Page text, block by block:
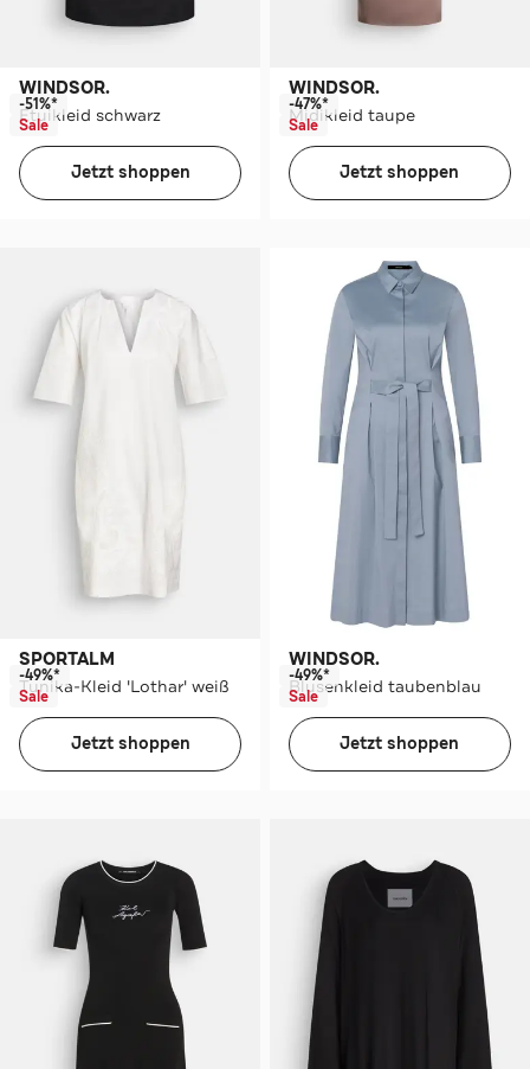
WINDSOR.
Etuikleid schwarz
-51%*
Sale
Jetzt shoppen
WINDSOR.
Midikleid taupe
-47%*
Sale
Jetzt shoppen
SPORTALM
Tunika-Kleid 'Lothar' weiß
-49%*
Sale
Jetzt shoppen
WINDSOR.
Blusenkleid taubenblau
-49%*
Sale
Jetzt shoppen